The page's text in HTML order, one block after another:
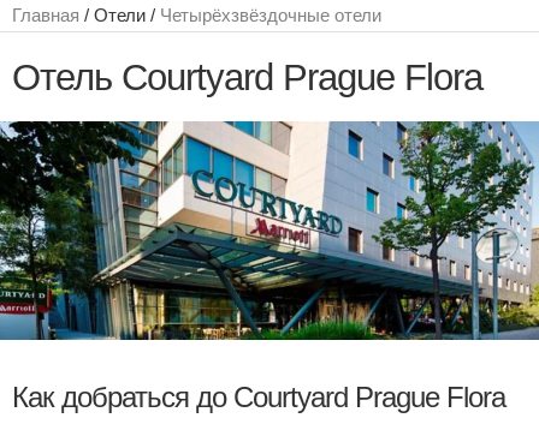
Главная / Отели / Четырёхзвёздочные отели
Отель Courtyard Prague Flora
Как добраться до Courtyard Prague Flora